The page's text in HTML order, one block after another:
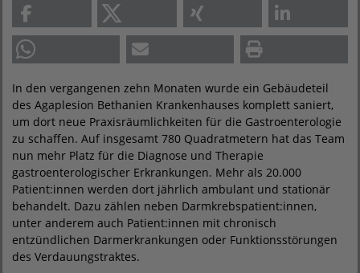
In den vergangenen zehn Monaten wurde ein Gebäudeteil
des Agaplesion Bethanien Krankenhauses komplett saniert,
um dort neue Praxisräumlichkeiten für die Gastroenterologie
zu schaffen. Auf insgesamt 780 Quadratmetern hat das Team
nun mehr Platz für die Diagnose und Therapie
gastroenterologischer Erkrankungen. Mehr als 20.000
Patient:innen werden dort jährlich ambulant und stationär
behandelt. Dazu zählen neben Darmkrebspatient:innen,
unter anderem auch Patient:innen mit chronisch
entzündlichen Darmerkrankungen oder Funktionsstörungen
des Verdauungstraktes.